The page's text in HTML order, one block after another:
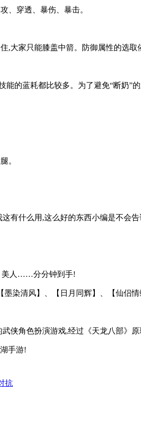
、穿透、暴伤、暴击。
大家只能膝盖中箭。防御属性的选取
的蓝耗都比较多。为了避免“断奶”
。
有什么用,这么好的东西小编是不会
美人……分分钟到手!
染清风】、【日月同辉】、【仙侣
侠角色扮演游戏,经过《天龙八部》
手游!
抗